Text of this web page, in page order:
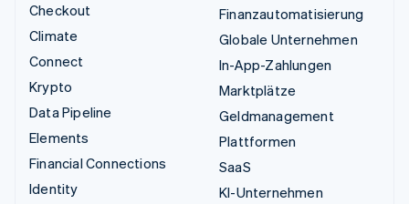
Checkout
Climate
Connect
Krypto
Data Pipeline
Elements
Financial Connections
Identity
Finanzautomatisierung
Globale Unternehmen
In-App-Zahlungen
Marktplätze
Geldmanagement
Plattformen
SaaS
KI-Unternehmen